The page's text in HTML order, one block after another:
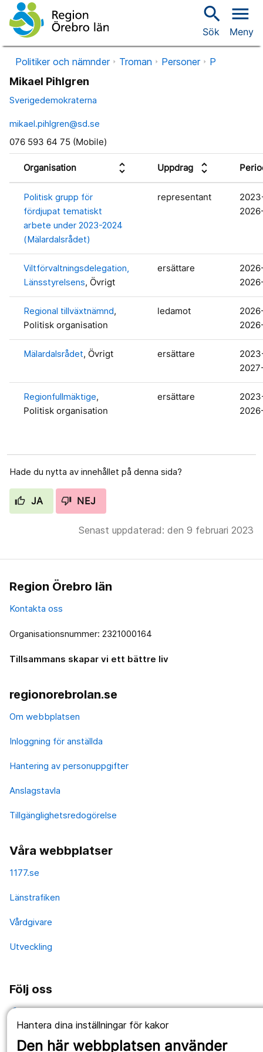
Hantera dina inställningar för kakor
Den här webbplatsen använder
search
Sök
menu
Meny
Politiker och nämnder Troman Personer P
Mikael Pihlgren
Sverigedemokraterna
mikael.pihlgren@sd.se
076 593 64 75 (Mobile)
Organisation unfold_more Uppdrag unfold_more
Politisk grupp för
fördjupat tematiskt
arbete under 2023-2024
(Mälardalsrådet)
representant
Viltförvaltningsdelegation,
Länsstyrelsens, Övrigt
ersättare
Regional tillväxtnämnd,
Politisk organisation
ledamot
Mälardalsrådet, Övrigt ersättare
Regionfullmäktige,
Politisk organisation
ersättare
Hade du nytta av innehållet på denna sida?
JA NEJ
Senast uppdaterad: den 9 februari 2023
Region Örebro län
Kontakta oss
Organisationsnummer: 2321000164
Tillsammans skapar vi ett bättre liv
regionorebrolan.se
Om webbplatsen
Inloggning för anställda
Hantering av personuppgifter
Anslagstavla
Tillgänglighetsredogörelse
Våra webbplatser
1177.se
Länstrafiken
Vårdgivare
Utveckling
Följ oss
Facebook